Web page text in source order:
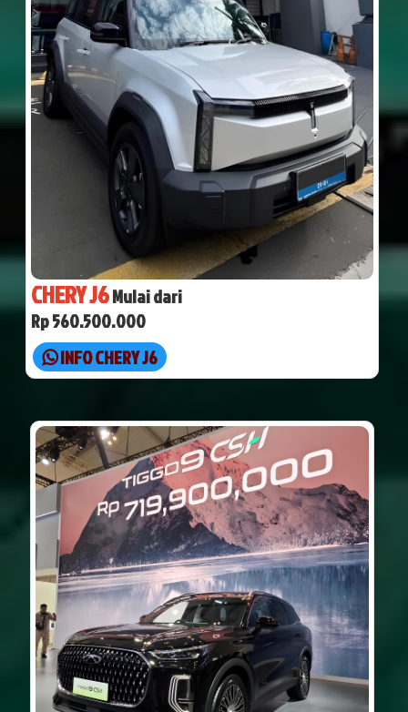
CHERY J6Mulai dari
Rp 560.500.000
INFO CHERY J6